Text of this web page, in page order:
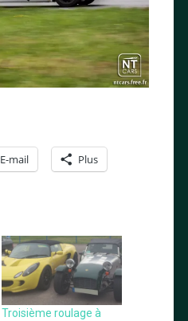
E-mail Plus
Troisième roulage à